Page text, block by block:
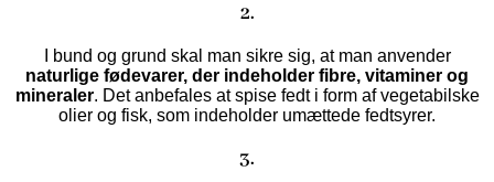
2.
I bund og grund skal man sikre sig, at man anvender
naturlige fødevarer, der indeholder fibre, vitaminer og
mineraler. Det anbefales at spise fedt i form af vegetabilske
olier og fisk, som indeholder umættede fedtsyrer.
3.